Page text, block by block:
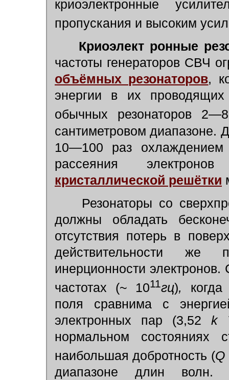
криоэлектронные
пропускания и высоким
Криоэлект ронные
частоты генераторов СВЧ
объёмных резонаторов,
энергии в их
обычных резонаторов 2—8
сантиметровом диапазоне.
10—100 раз
рассеяния
кристаллической решётки
Резонаторы со
должны обладать
отсутствия потерь в
действительности же
инерционности
частотах (~ 1011гц),
когда
поля сравнима с
электронных пар (3,52 k
нормальном состояниях
наибольшая добротность (Q
диапазоне длин